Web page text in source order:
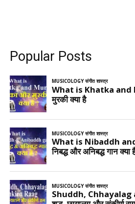
Popular Posts